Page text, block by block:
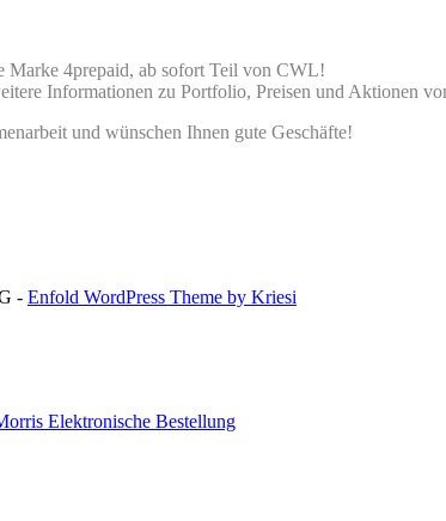
Marke 4prepaid, ab sofort Teil von CWL!
Informationen zu Portfolio, Preisen und Aktionen
und wünschen Ihnen gute Geschäfte!
- Enfold WordPress Theme by Kriesi
Elektronische Bestellung